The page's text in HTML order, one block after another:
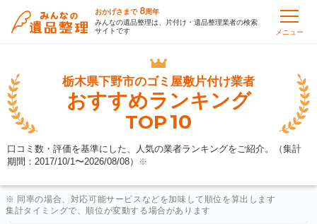
おかげさまで 8周年
みんなの遺品整理は、片付け・遺品整理業者の検索
サイトです
メニュー
栃木県下野市のゴミ屋敷片付け業者
おすすめランキング
TOP10
口コミ数・評価を基準にした、人気の業者ランキングをご紹介。（集計
期間：2017/10/1〜2026/08/08） ※
※ 同率の場合、対応可能サービスなどを加味して順位を算出します
集計タイミングで、順位が変動する場合があります